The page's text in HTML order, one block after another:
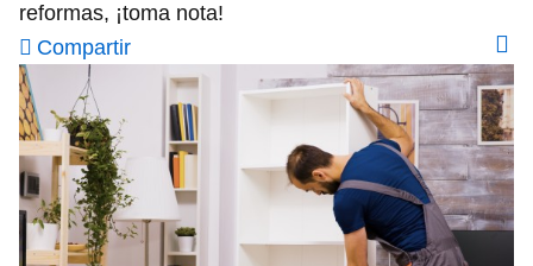
reformas, ¡toma nota!
Compartir